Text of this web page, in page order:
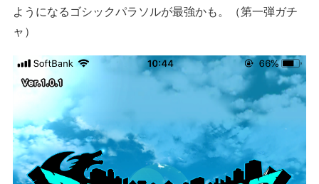
ようになるゴシックパラソルが最強かも。（第一弾ガチ
ャ）